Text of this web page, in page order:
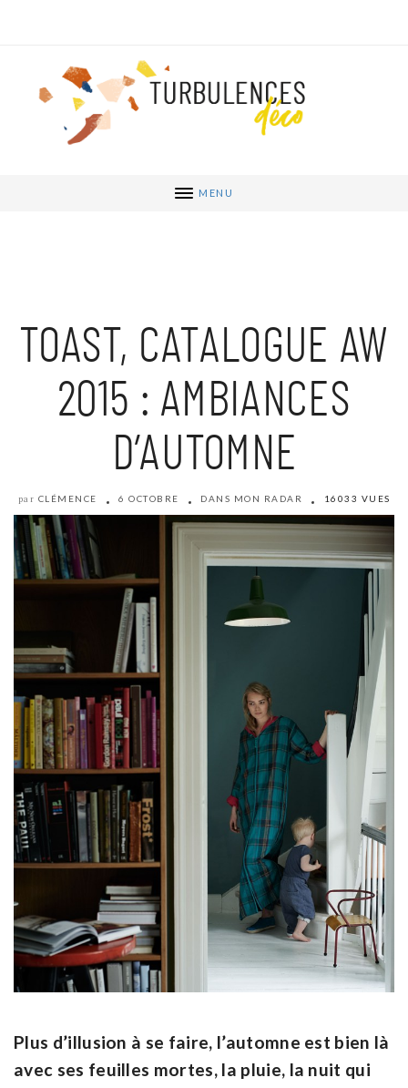
MENU
TOAST, CATALOGUE AW
2015 : AMBIANCES
D’AUTOMNE
par CLÉMENCE 6 OCTOBRE DANS MON RADAR 16033 VUES
Plus d’illusion à se faire, l’automne est bien là
avec ses feuilles mortes, la pluie, la nuit qui